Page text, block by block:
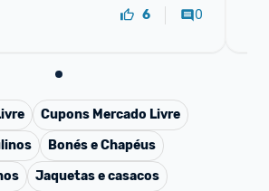
6 0
Cupons Mercado Livre
Bonés e Chapéus
Jaquetas e casacos